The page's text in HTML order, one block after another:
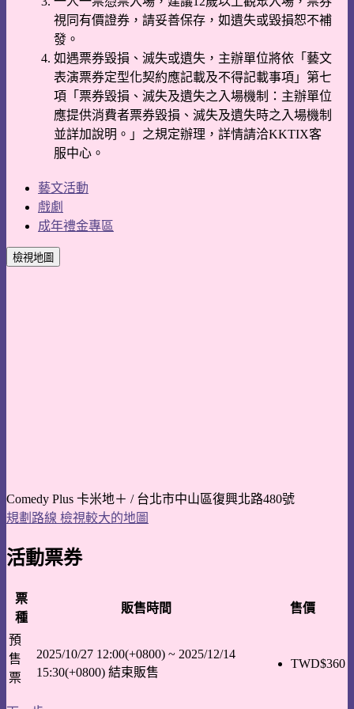
視同有價證券，請妥善保存，如遺失或毀損恕不補
發。
如遇票券毀損、滅失或遺失，主辦單位將依「藝文
表演票券定型化契約應記載及不得記載事項」第七
項「票券毀損、滅失及遺失之入場機制：主辦單位
應提供消費者票券毀損、滅失及遺失時之入場機制
並詳加說明。」之規定辦理，詳情請洽KKTIX客
服中心。
藝文活動
戲劇
成年禮金專區
檢視地圖
Comedy Plus 卡米地＋ / 台北市中山區復興北路480號
規劃路線 檢視較大的地圖
活動票券
票
種
販售時間 售價
預
售
票
2025/10/27 12:00(+0800) ~ 2025/12/14
15:30(+0800) 結束販售
TWD$360